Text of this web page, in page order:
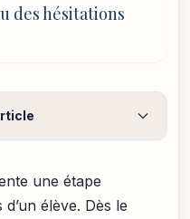
des hésitations
une étape
élève. Dès le